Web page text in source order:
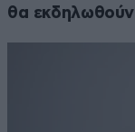
θα εκδηλωθούν